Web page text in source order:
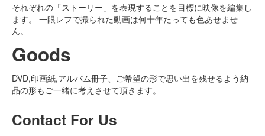
それぞれの「ストーリー」を表現することを目標に映像を編集し
ます。 一眼レフで撮られた動画は何十年たっても色あせませ
ん。
Goods
DVD,印画紙,アルバム冊子、ご希望の形で思い出を残せるよう納
品の形もご一緒に考えさせて頂きます。
Contact For Us